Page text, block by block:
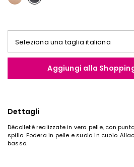
Seleziona una taglia italiana
Aggiungi alla
Dettagli
Décolleté realizzate in vera pelle, con
spillo. Fodera in pelle e suola in cuoio.
basso.